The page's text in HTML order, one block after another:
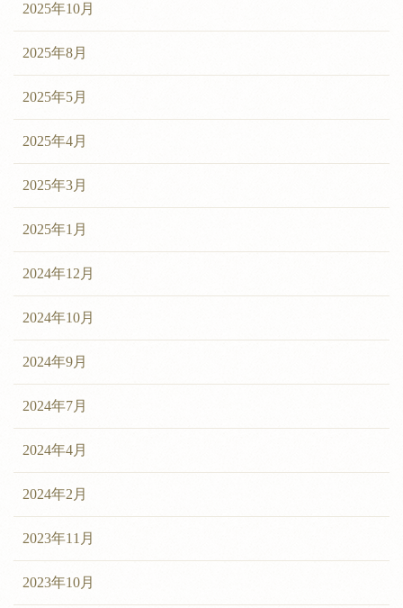
2025年10月
2025年8月
2025年5月
2025年4月
2025年3月
2025年1月
2024年12月
2024年10月
2024年9月
2024年7月
2024年4月
2024年2月
2023年11月
2023年10月